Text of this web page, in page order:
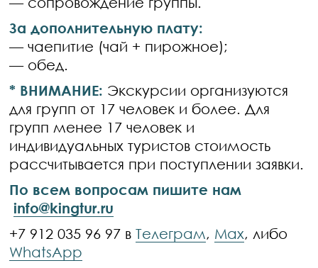
За дополнительную плату:
— чаепитие (чай + пирожное);
— обед.
* ВНИМАНИЕ: Экскурсии организуются
для групп от 17 человек и более. Для
групп менее 17 человек и
индивидуальных туристов стоимость
рассчитывается при поступлении заявки.
По всем вопросам пишите нам
info@kingtur.ru
+7 912 035 96 97 вТелеграм, Max, либо
WhatsApp